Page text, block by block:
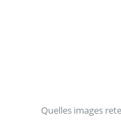
Quelles images